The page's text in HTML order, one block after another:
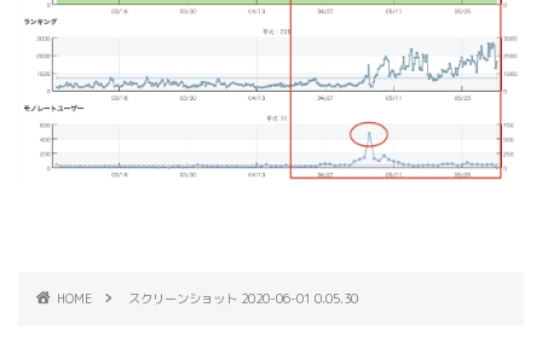
HOME スクリーンショット 2020-06-01 0.05.30